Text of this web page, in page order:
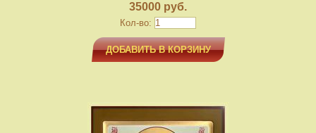
35000 руб.
Кол-во:
ДОБАВИТЬ В КОРЗИНУ